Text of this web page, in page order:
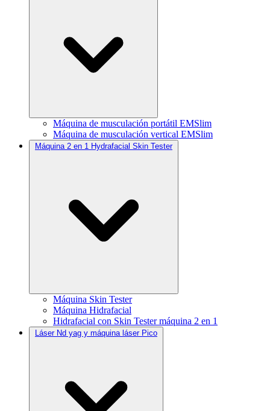
Máquina de musculación portátil EMSlim
Máquina de musculación vertical EMSlim
Máquina 2 en 1 Hydrafacial Skin Tester
Máquina Skin Tester
Máquina Hidrafacial
Hidrafacial con Skin Tester máquina 2 en 1
Láser Nd yag y máquina láser Pico